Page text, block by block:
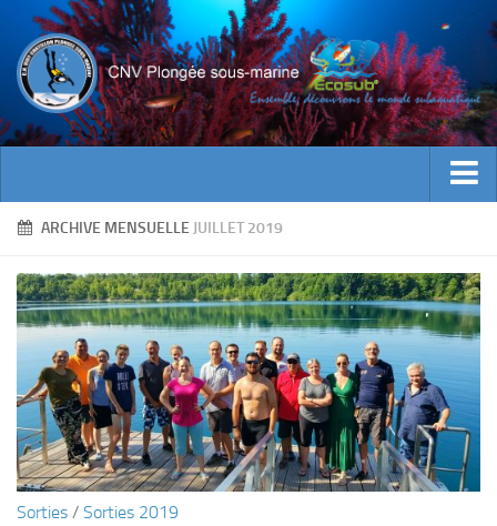
ACTUALITES
INFOS CNV
Bienvenue
Contacts
Documents utiles
Encadrement
Historique
ARCHIVE MENSUELLE JUILLET 2019
Sorties / Sorties 2019